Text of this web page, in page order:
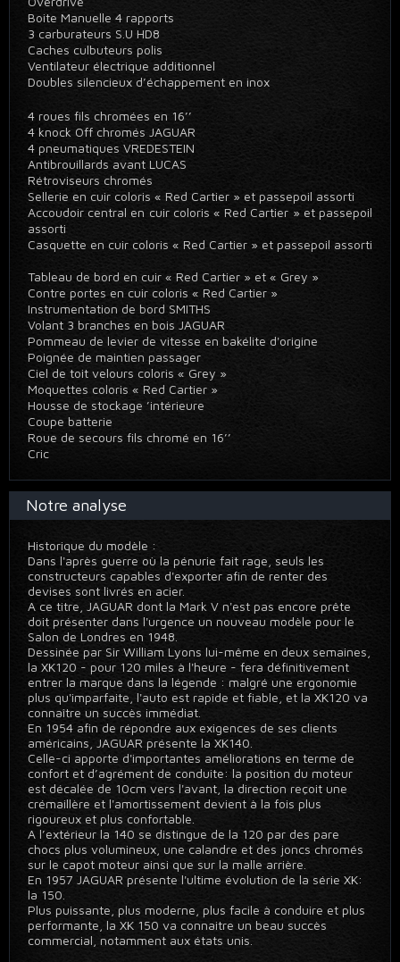
Boite Manuelle 4 rapports
3 carburateurs S.U HD8
Caches culbuteurs polis
Ventilateur électrique additionnel
Doubles silencieux d’échappement en inox
4 roues fils chromées en 16’’
4 knock Off chromés JAGUAR
4 pneumatiques VREDESTEIN
Antibrouillards avant LUCAS
Rétroviseurs chromés
Sellerie en cuir coloris « Red Cartier » et passepoil assorti
Accoudoir central en cuir coloris « Red Cartier » et passepoil
assorti
Casquette en cuir coloris « Red Cartier » et passepoil assorti
Tableau de bord en cuir « Red Cartier » et « Grey »
Contre portes en cuir coloris « Red Cartier »
Instrumentation de bord SMITHS
Volant 3 branches en bois JAGUAR
Pommeau de levier de vitesse en bakélite d'origine
Poignée de maintien passager
Ciel de toit velours coloris « Grey »
Moquettes coloris « Red Cartier »
Housse de stockage ’intérieure
Coupe batterie
Roue de secours fils chromé en 16’’
Cric
Notre analyse
Historique du modèle :
Dans l'après guerre où la pénurie fait rage, seuls les
constructeurs capables d'exporter afin de renter des
devises sont livrés en acier.
A ce titre, JAGUAR dont la Mark V n'est pas encore prête
doit présenter dans l'urgence un nouveau modèle pour le
Salon de Londres en 1948.
Dessinée par Sir William Lyons lui-même en deux semaines,
la XK120 - pour 120 miles à l'heure - fera définitivement
entrer la marque dans la légende : malgré une ergonomie
plus qu'imparfaite, l'auto est rapide et fiable, et la XK120 va
connaître un succès immédiat.
En 1954 afin de répondre aux exigences de ses clients
américains, JAGUAR présente la XK140.
Celle-ci apporte d'importantes améliorations en terme de
confort et d’agrément de conduite: la position du moteur
est décalée de 10cm vers l'avant, la direction reçoit une
crémaillère et l'amortissement devient à la fois plus
rigoureux et plus confortable.
A l’extérieur la 140 se distingue de la 120 par des pare
chocs plus volumineux, une calandre et des joncs chromés
sur le capot moteur ainsi que sur la malle arrière.
En 1957 JAGUAR présente l'ultime évolution de la série XK:
la 150.
Plus puissante, plus moderne, plus facile à conduire et plus
performante, la XK 150 va connaitre un beau succès
commercial, notamment aux états unis.